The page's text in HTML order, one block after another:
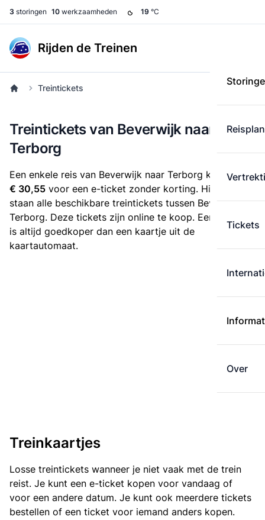
3 storingen 10 werkzaamheden 19 °C
Rijden de Treinen
Tickets
Over
Treintickets
Treintickets van Beverwijk naar
Terborg
Een enkele reis van Beverwijk naar Terborg kost
€ 30,55 voor een e-ticket zonder korting. Hieronder
staan alle beschikbare treintickets tussen Beverwijk en
Terborg. Deze tickets zijn online te koop. Een e-ticket
is altijd goedkoper dan een kaartje uit de
kaartautomaat.
Treinkaartjes
Losse treintickets wanneer je niet vaak met de trein
reist. Je kunt een e-ticket kopen voor vandaag of
voor een andere datum. Je kunt ook meerdere tickets
bestellen of een ticket voor iemand anders kopen.